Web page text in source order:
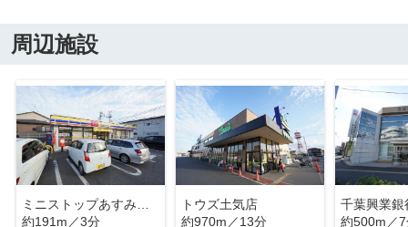
周辺施設
約191m／3分
トウズ土気店
約970m／13分
約500m／